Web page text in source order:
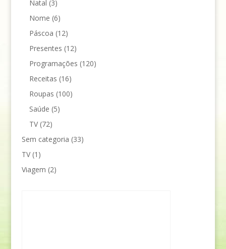
Natal (3)
Nome (6)
Páscoa (12)
Presentes (12)
Programações (120)
Receitas (16)
Roupas (100)
Saúde (5)
TV(72)
Sem categoria (33)
TV(1)
Viagem (2)